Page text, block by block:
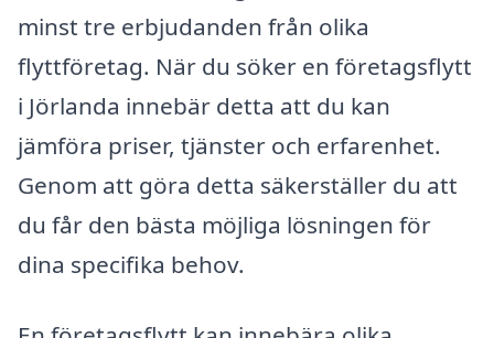
minst tre erbjudanden från olika
flyttföretag. När du söker en företagsflytt
i Jörlanda innebär detta att du kan
jämföra priser, tjänster och erfarenhet.
Genom att göra detta säkerställer du att
du får den bästa möjliga lösningen för
dina specifika behov.